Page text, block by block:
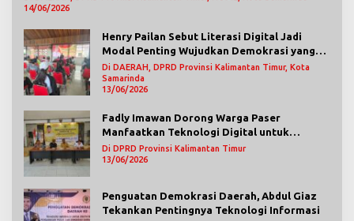
14/06/2026
Henry Pailan Sebut Literasi Digital Jadi
Modal Penting Wujudkan Demokrasi yang
Lebih Terbuka
Di DAERAH, DPRD Provinsi Kalimantan Timur, Kota
Samarinda
13/06/2026
Fadly Imawan Dorong Warga Paser
Manfaatkan Teknologi Digital untuk
Mengawasi Jalannya Pemerintahan
Di DPRD Provinsi Kalimantan Timur
13/06/2026
Penguatan Demokrasi Daerah, Abdul Giaz
Tekankan Pentingnya Teknologi Informasi